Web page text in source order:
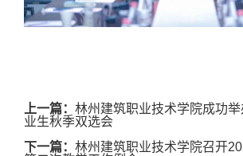
上一篇： 林州建筑职业技术学院成功
业生秋季双选会
下一篇： 林州建筑职业技术学院召开